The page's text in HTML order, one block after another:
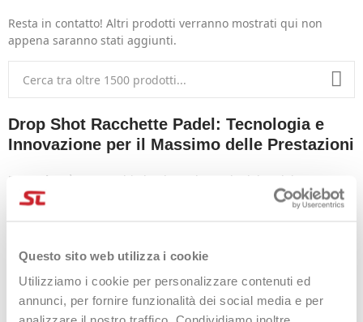
Questo sito web utilizza i cookie
Utilizziamo i cookie per personalizzare contenuti ed
annunci, per fornire funzionalità dei social media e per
Resta in contatto! Altri prodotti verranno mostrati qui non
appena saranno stati aggiunti.
Drop Shot Racchette Padel: Tecnologia e
Innovazione per il Massimo delle Prestazioni
Drop Shot
è un marchio leader nel mondo del padel,
riconosciuto per la sua dedizione a
,tecnologia
. Ideale per giocatori che
offre racchette progettate per garantire
massima potenza,controllo edurabilità
Tecnologie esclusive come
Curv 360º Cork Layer e
per migliorare l’assorbimento delle vibrazioni e aumentare il